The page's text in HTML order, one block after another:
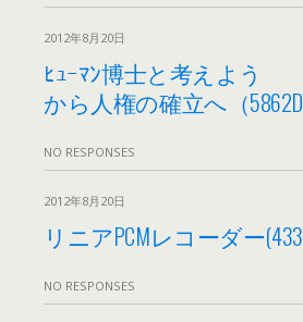
2012年8月20日
ﾋｭｰﾏﾝ博士と考えよう
から人権の確立へ（
NO RESPONSES
2012年8月20日
リニアPCMレコーダー
NO RESPONSES